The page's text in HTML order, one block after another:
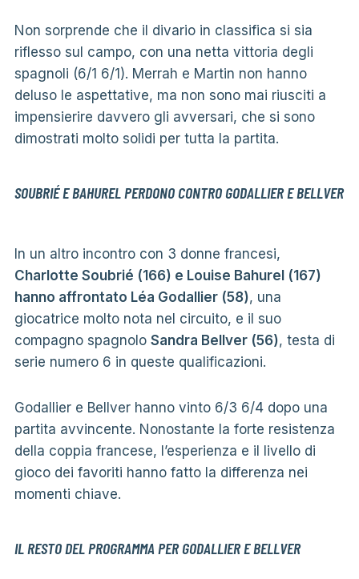
Non sorprende che il divario in classifica si sia
riflesso sul campo, con una netta vittoria degli
spagnoli (6/1 6/1). Merrah e Martin non hanno
deluso le aspettative, ma non sono mai riusciti a
impensierire davvero gli avversari, che si sono
dimostrati molto solidi per tutta la partita.
SOUBRIÉ E BAHUREL PERDONO CONTRO GODALLIER E BELLVER
In un altro incontro con 3 donne francesi,
Charlotte Soubrié (166) e Louise Bahurel (167)
hanno affrontato Léa Godallier (58), una
giocatrice molto nota nel circuito, e il suo
compagno spagnolo Sandra Bellver (56), testa di
serie numero 6 in queste qualificazioni.
Godallier e Bellver hanno vinto 6/3 6/4 dopo una
partita avvincente. Nonostante la forte resistenza
della coppia francese, l’esperienza e il livello di
gioco dei favoriti hanno fatto la differenza nei
momenti chiave.
IL RESTO DEL PROGRAMMA PER GODALLIER E BELLVER